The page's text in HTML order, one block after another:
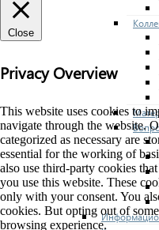
Close
Privacy Overview
This website uses cookies to
navigate through the website.
categorized as necessary are
essential for the working of
also use third-party cookies
you use this website. These
only with your consent. You
cookies. But opting out of
browsing experience.